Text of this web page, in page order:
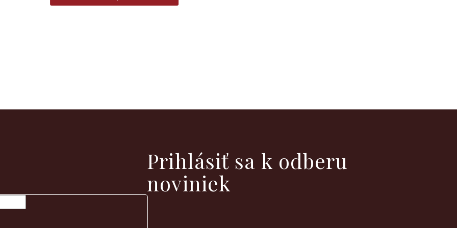
Prihlásiť sa k odberu
noviniek